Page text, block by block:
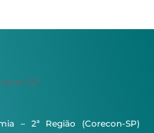
– 2ª Região (Corecon-SP)